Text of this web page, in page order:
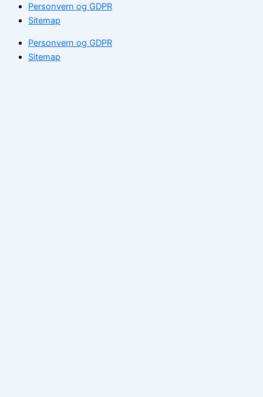
Personvern og GDPR
Sitemap
Personvern og GDPR
Sitemap